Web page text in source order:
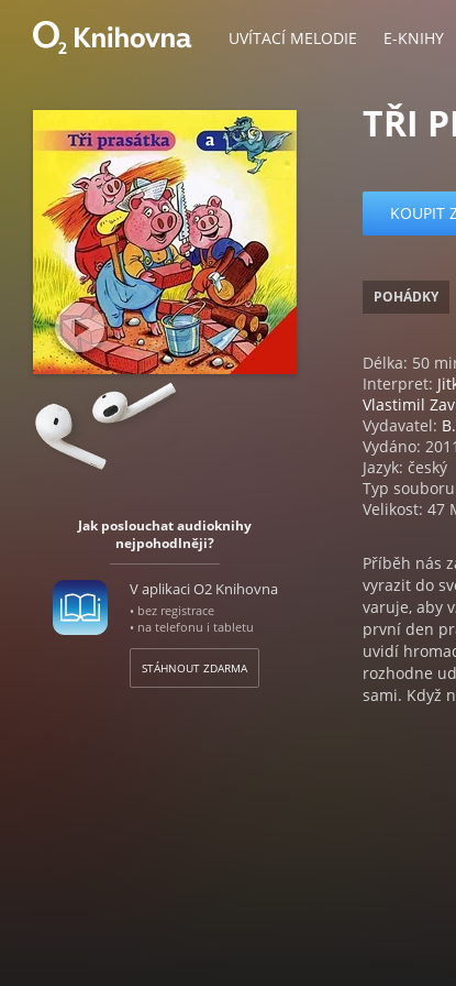
UVÍTACÍ MELODIE E-KNIHY
Jak poslouchat audioknihy
nejpohodlněji?
V aplikaci O2 Knihovna
• bez registrace
• na telefonu i tabletu
STÁHNOUT ZDARMA
TŘI
KOUPIT
POHÁDKY
Délka: 50
Interpret:
Vlastimil
Vydavatel:
Vydáno: 2011
Jazyk: český
Typ
Velikost: 47
Příběh nás
vyrazit do
varuje, aby
první den
uvidí
rozhodne
sami. Když
nemůže.